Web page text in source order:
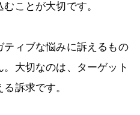
ことが大切です。
ィブな悩みに訴えるもの
大切なのは、ターゲット
訴求です。